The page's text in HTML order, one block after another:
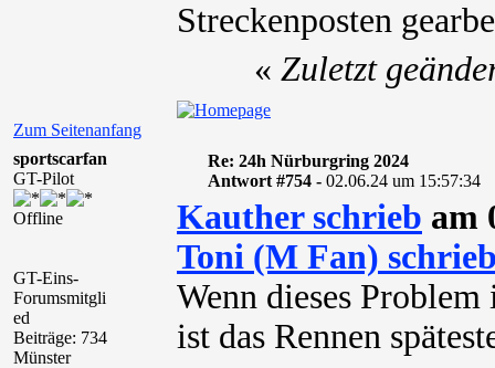
Streckenposten
Zum Seitenanfang
« Zuletzt
sportscarfan
GT-Pilot
Offline
GT-Eins-
Forumsmitgli
ed
Beiträge: 734
Münster
Re: 24h Nürburgring 2024
Antwort #754 - 02.06.24 um 15:57:34
Kauther schrieb am
Toni (M Fan)
Wenn dieses
ist das Rennen